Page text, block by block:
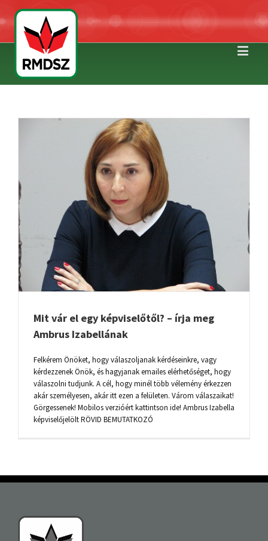
Mit vár el egy képviselőtől? – írja meg
Ambrus Izabellának
Felkérem Önöket, hogy válaszoljanak kérdéseinkre, vagy
kérdezzenek Önök, és hagyjanak emailes elérhetőséget, hogy
válaszolni tudjunk. A cél, hogy minél több vélemény érkezzen
akár személyesen, akár itt ezen a felületen. Várom válaszaikat!
Görgessenek! Mobilos verzióért kattintson ide! Ambrus Izabella
képviselőjelölt RÖVID BEMUTATKOZÓ